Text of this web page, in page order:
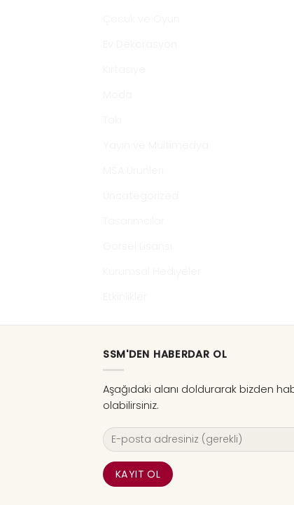
SSM'DEN HABERDAR OL
Aşağıdaki alanı doldurarak bizden
olabilirsiniz.